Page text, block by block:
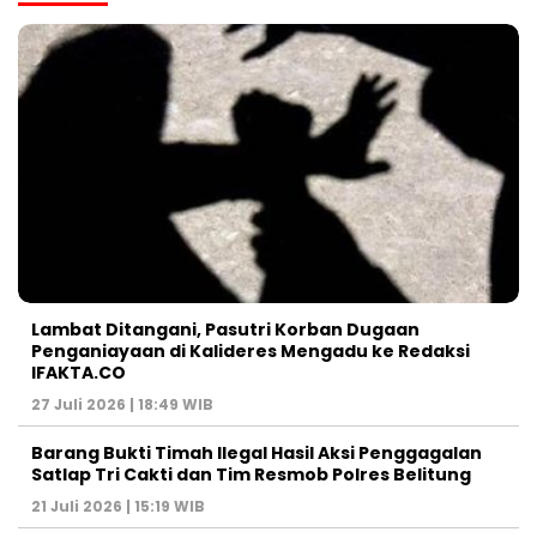
Lambat Ditangani, Pasutri Korban Dugaan
Penganiayaan di Kalideres Mengadu ke Redaksi
IFAKTA.CO
27 Juli 2026 | 18:49 WIB
Barang Bukti Timah Ilegal Hasil Aksi Penggagalan
Satlap Tri Cakti dan Tim Resmob Polres Belitung
21 Juli 2026 | 15:19 WIB